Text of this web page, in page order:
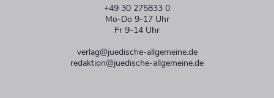
+49 30 275833 0
Mo-Do 9-17 Uhr
Fr 9-14 Uhr
verlag@juedische-allgemeine.de
redaktion@juedische-allgemeine.de